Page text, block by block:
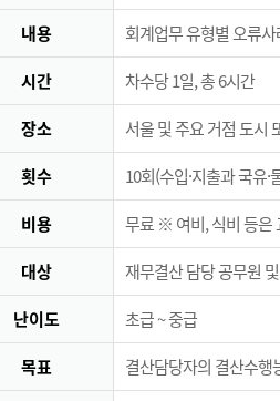
내용 회계업무 유형별 오류
시간 차수당 1일, 총 6시간
장소 서울 및 주요 거점 도시
횟수 10회(수입·지출과 국유
비용 무료 ※ 여비, 식비 등은
대상 재무결산 담당 공무원
난이도 초급 ~ 중급
목표 결산담당자의 결산수행